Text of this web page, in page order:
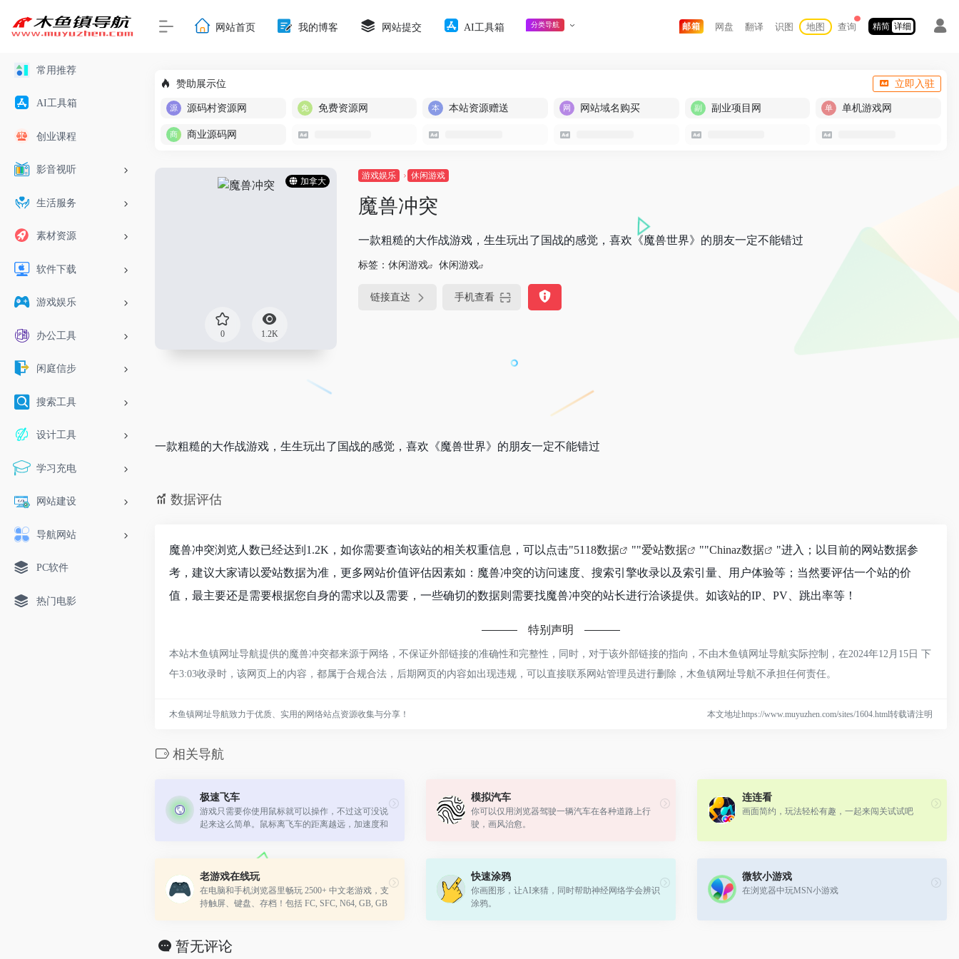
常用推荐
AI工具箱
创业课程
影音视听
生活服务
素材资源
软件下载
游戏娱乐
办公工具
闲庭信步
搜索工具
设计工具
学习充电
网站建设
导航网站
PC软件
热门电影
网站首页 我的博客 网站提交 AI工具箱 分类导航 邮箱 网盘 翻译 识图 地图 查询 精简 详细
赞助展示位 立即入驻
源码村资源网 免费资源网 本站资源赠送 网站域名购买 副业项目网 单机游戏网
商业源码网
加拿大
0 1.2K
游戏娱乐 休闲游戏
魔兽冲突
一款粗糙的大作战游戏，生生玩出了国战的感觉，喜欢《魔兽世界》的朋友一定不能错过
标签： 休闲游戏 休闲游戏
链接直达 手机查看
一款粗糙的大作战游戏，生生玩出了国战的感觉，喜欢《魔兽世界》的朋友一定不能错过
数据评估
魔兽冲突浏览人数已经达到1.2K，如你需要查询该站的相关权重信息，可以点击"5118数据 ""爱站数据 ""Chinaz数据
"进入；以目前的网站数据参
考，建议大家请以爱站数据为准，更多网站价值评估因素如：魔兽冲突的访问速度、搜索引擎收录以及索引量、用户体验等；当然要评估一个站的价
值，最主要还是需要根据您自身的需求以及需要，一些确切的数据则需要找魔兽冲突的站长进行洽谈提供。如该站的IP、PV、跳出率等！
特别声明
本站木鱼镇网址导航提供的魔兽冲突都来源于网络，不保证外部链接的准确性和完整性，同时，对于该外部链接的指向，不由木鱼镇网址导航实际控制，在2024年12月15日 下
午3:03收录时，该网页上的内容，都属于合规合法，后期网页的内容如出现违规，可以直接联系网站管理员进行删除，木鱼镇网址导航不承担任何责任。
木鱼镇网址导航致力于优质、实用的网络站点资源收集与分享！ 本文地址https://www.muyuzhen.com/sites/1604.html转载请注明
相关导航
极速飞车
游戏只需要你使用鼠标就可以操作，不过这可没说
起来这么简单。鼠标离飞车的距离越远，加速度和
驶光标赛车，需要多尝试几次如何用鼠...
模拟汽车
你可以仅用浏览器驾驶一辆汽车在各种道路上行
驶，画风治愈。
连连看
画面简约，玩法轻松有趣，一起来闯关试试吧
老游戏在线玩
在电脑和手机浏览器里畅玩 2500+ 中文老游戏，支
持触屏、键盘、存档！包括 FC, SFC, N64, GB, GB
快速涂鸦
你画图形，让AI来猜，同时帮助神经网络学会辨识
涂鸦。
微软小游戏
在浏览器中玩MSN小游戏
暂无评论